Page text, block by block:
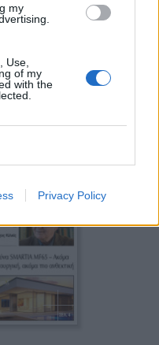
my
Use,
of my
with the
Privacy Policy